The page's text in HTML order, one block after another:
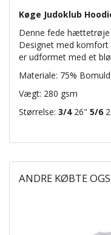
Køge Judoklub
Denne fede
Designet med komfort
er udformet med et
Materiale: 75%
Vægt: 280 gsm
Størrelse: 3/426" 5/6
ANDRE KØBTE